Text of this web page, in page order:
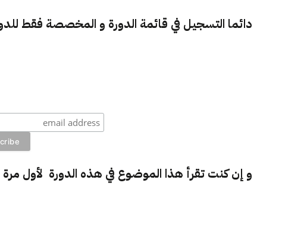
دائما التسجيل في قائمة الدورة و المخصصة فقط
و إن كنت تقرأ هذا الموضوع في هذه الدورة لأول